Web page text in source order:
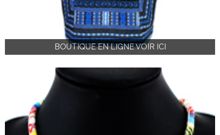
BOUTIQUE EN LIGNE VOIR ICI